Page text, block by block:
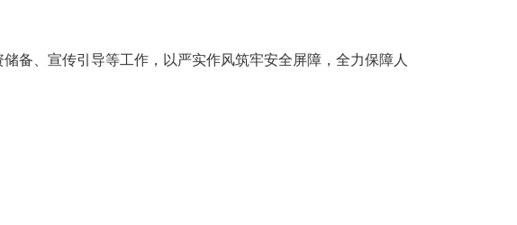
备、宣传引导等工作，以严实作风筑牢安全屏障，全力保障人